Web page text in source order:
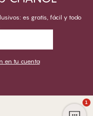
es gratis, fácil y todo
en tu cuenta
1